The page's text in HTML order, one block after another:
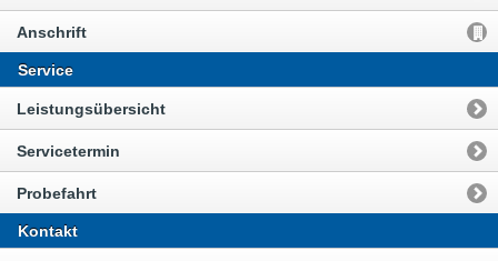
Anschrift
Service
Leistungsübersicht
Servicetermin
Probefahrt
Kontakt